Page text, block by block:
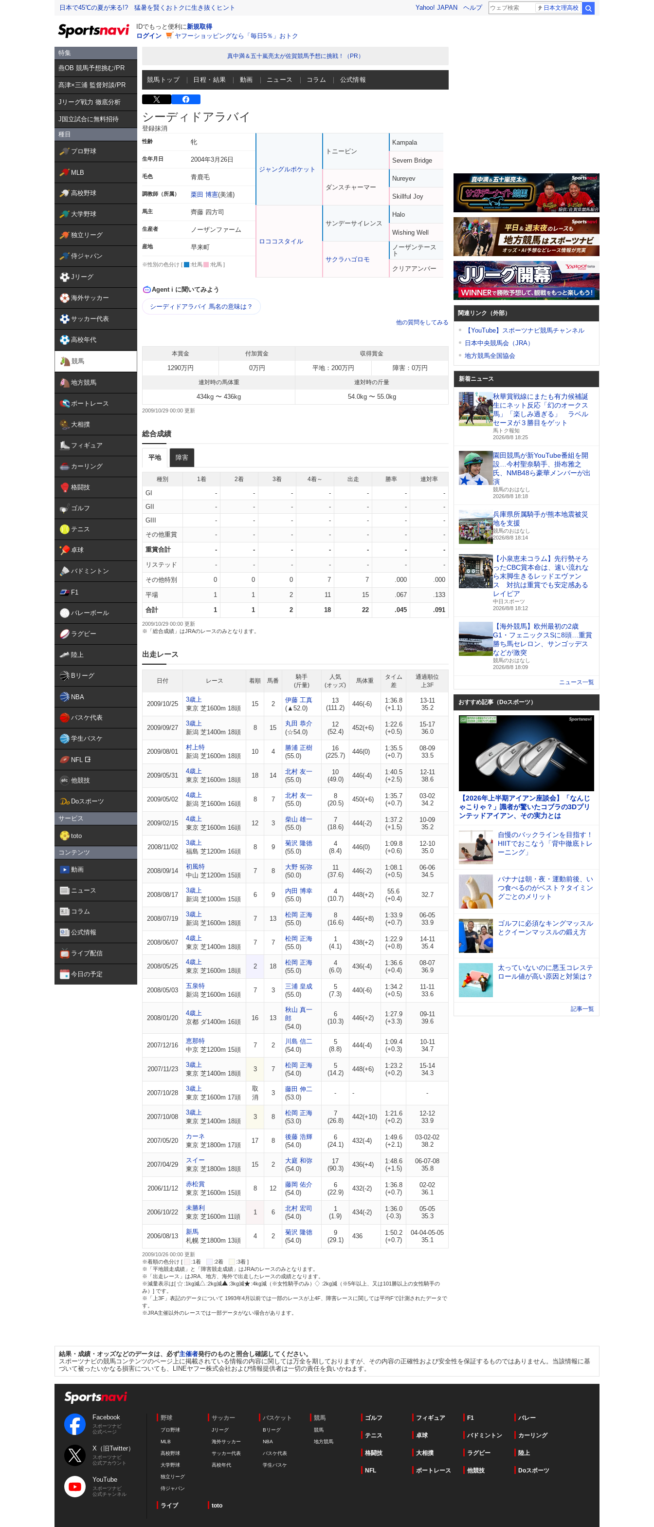
日本で45℃の夏が来る!? 猛暑を賢くおトクに生き抜くヒント Yahoo! JAPAN ヘルプ 日本文理高校
IDでもっと便利に新規取得
ログイン
ヤフーショッピングなら「毎日5％」おトク
特集
燕OB 競馬予想挑む/PR
髙津×三浦 監督対談/PR
Jリーグ戦力 徹底分析
J国立試合に無料招待
種目
プロ野球
MLB
高校野球
大学野球
独立リーグ
侍ジャパン
Jリーグ
海外サッカー
サッカー代表
高校年代
競馬
地方競馬
ボートレース
大相撲
フィギュア
カーリング
格闘技
ゴルフ
テニス
卓球
バドミントン
F1
バレーボール
ラグビー
陸上
Bリーグ
NBA
バスケ代表
学生バスケ
NFL
他競技
Doスポーツ
サービス
toto
コンテンツ
動画
ニュース
コラム
公式情報
ライブ配信
今日の予定
真中満＆五十嵐亮太が佐賀競馬予想に挑戦！（PR）
競馬トップ 日程・結果 動画 ニュース コラム 公式情報
シーディドアラバイ
登録抹消
性齢 牝
生年月日 2004年3月26日
毛色 青鹿毛
調教師（所属） 栗田 博憲(美浦)
馬主 齊藤 四方司
生産者 ノーザンファーム
産地 早来町
※性別の色分け [ :牡馬 :牝馬 ]
ジャングルポケット
ロココスタイル
トニービン
ダンスチャーマー
サンデーサイレンス
サクラハゴロモ
Kampala
Severn Bridge
Nureyev
Skillful Joy
Halo
Wishing Well
ノーザンテース
ト
クリアアンバー
Agent i に聞いてみよう
シーディドアラバイ 馬名の意味は？
他の質問をしてみる
本賞金 付加賞金 収得賞金
1290万円 0万円 平地：200万円 障害：0万円
連対時の馬体重 連対時の斤量
434kg 〜 436kg 54.0kg 〜 55.0kg
2009/10/29 00:00
総合成績
平地 障害
種別 1着 2着 3着 4着～ 出走 勝率 連対率
GI - - - - - -
-
GII
- - - - - -
-
GIII
- - - - - -
-
その他重賞
- - - - - - -
重賞合計 - - - - - - -
リステッド - - - - - - -
その他特別 0 0 0 7 7 .000 .000
平場 1 1 2 11 15 .067 .133
合計 1 1 2 18 22 .045 .091
2009/10/29 00:00 更新
※「総合成績」はJRAのレースのみとなります。
出走レース
日付 レース 着順 馬番
騎手
(斤量)
人気
(オッズ)
馬体重
タイム
差
通過順位
上3F
2009/10/25
3歳上
東京 芝1600m 18頭
15 2
伊藤 工真
(▲52.0)
13
(111.2)
446(-6)
1:36.8
(+1.1)
13-11
35.2
2009/09/27
3歳上
新潟 芝1400m 18頭
8 15
丸田 恭介
(☆54.0)
12
(52.4)
452(+6)
1:22.6
(+0.5)
15-17
36.0
2009/08/01
村上特
新潟 芝1600m 18頭
10 4
勝浦 正樹
(55.0)
16
(225.7)
446(0)
1:35.5
(+0.7)
08-09
33.5
2009/05/31
4歳上
東京 芝1600m 18頭
18 14
北村 友一
(55.0)
10
(49.0)
446(-4)
1:40.5
(+2.5)
12-11
38.6
2009/05/02
4歳上
新潟 芝1600m 16頭
8 7
北村 友一
(55.0)
8
(20.5)
450(+6)
1:35.7
(+0.7)
03-02
34.2
2009/02/15
4歳上
東京 芝1600m 16頭
12 3
柴山 雄一
(55.0)
7
(18.6)
444(-2)
1:37.2
(+1.5)
10-09
35.2
2008/11/02
3歳上
福島 芝1200m 16頭
8 9
菊沢 隆徳
(55.0)
4
(8.4)
446(0)
1:09.8
(+0.6)
12-10
35.0
2008/09/14
初風特
中山 芝1200m 15頭
7 8
大野 拓弥
(50.0)
11
(37.6)
446(-2)
1:08.1
(+0.5)
06-06
34.5
2008/08/17
3歳上
新潟 芝1000m 15頭
6 9
内田 博幸
(55.0)
4
(10.7)
448(+2)
55.6
(+0.4)
32.7
2008/07/19
3歳上
新潟 芝1600m 18頭
7 13
松岡 正海
(55.0)
8
(16.6)
446(+8)
1:33.9
(+0.7)
06-05
33.9
2008/06/07
4歳上
東京 芝1400m 18頭
7 7
松岡 正海
(55.0)
1
(4.1)
438(+2)
1:22.9
(+0.8)
14-11
35.4
2008/05/25
4歳上
東京 芝1600m 18頭
2 18
松岡 正海
(55.0)
4
(6.0)
436(-4)
1:36.6
(+0.4)
08-07
36.9
2008/05/03
五泉特
新潟 芝1600m 16頭
7 3
三浦 皇成
(55.0)
5
(7.3)
440(-6)
1:34.2
(+0.5)
11-11
33.6
2008/01/20
4歳上
京都 ダ1400m 16頭
16 13
秋山 真一
郎
(54.0)
6
(10.3)
446(+2)
1:27.9
(+3.3)
09-11
39.6
2007/12/16
恵那特
中京 芝1200m 15頭
7 2
川島 信二
(54.0)
5
(8.8)
444(-4)
1:09.4
(+0.3)
10-11
34.7
2007/11/23
3歳上
東京 芝1400m 18頭
3 7
松岡 正海
(54.0)
5
(14.2)
448(+6)
1:23.2
(+0.2)
15-14
34.3
2007/10/28
3歳上
東京 芝1600m 17頭
取
消
3
藤田 伸二
(53.0)
- - -
2007/10/08
3歳上
東京 芝1400m 18頭
3 8
松岡 正海
(53.0)
7
(26.8)
442(+10)
1:21.6
(+0.2)
12-12
33.9
2007/05/20
カーネ
東京 芝1800m 17頭
17 8
後藤 浩輝
(54.0)
6
(24.1)
432(-4)
1:49.6
(+2.1)
03-02-02
38.2
2007/04/29
スイー
東京 芝1800m 18頭
15 2
大庭 和弥
(54.0)
17
(90.3)
436(+4)
1:48.6
(+1.5)
06-07-08
35.8
2006/11/12
赤松賞
東京 芝1600m 15頭
8 12
藤岡 佑介
(54.0)
6
(22.9)
432(-2)
1:36.8
(+0.7)
02-02
36.1
2006/10/22
未勝利
東京 芝1600m 11頭
1 6
北村 宏司
(54.0)
1
(1.9)
434(-2)
1:36.0
(-0.3)
05-05
35.3
2006/08/13
新馬
札幌 芝1800m 13頭
4 2
菊沢 隆徳
(54.0)
9
(29.1)
436
1:50.2
(+0.7)
04-04-05-05
35.1
2009/10/26 00:00 更新
※着順の色分け [
:1着 :2着
:3着 ]
※「平地競走成績」と「障害競走成績」はJRAのレースのみとなります。
※「出走レース」はJRA、地方、海外で出走したレースの成績となります。
※減量表示は[
:1kg減 :2kg減 :3kg減 :4kg減（※女性騎手のみ）
:2kg減（※5年以上、又は101勝以上の女性騎手の
み）] です。
※「上3F」表記のデータについて 1993年4月以前では一部のレースが上4F、障害レースに関しては平均Fで計測されたデータで
す。
※JRA主催以外のレースでは一部データがない場合があります。
関連リンク（外部）
【YouTube】スポーツナビ競馬チャンネル
日本中央競馬会（JRA）
地方競馬全国協会
新着ニュース
秋華賞戦線にまたも有力候補誕
生にネット反応「幻のオークス
馬」「楽しみ過ぎる」 ラベル
セーヌが３勝目をゲット
馬トク報知
2026/8/8 18:25
園田競馬が新YouTube番組を開
設…今村聖奈騎手、掛布雅之
氏、NMB48ら豪華メンバーが出
演
競馬のおはなし
2026/8/8 18:18
兵庫県所属騎手が熊本地震被災
地を支援
競馬のおはなし
2026/8/8 18:14
【小泉恵未コラム】先行勢そろ
ったCBC賞本命は、速い流れな
ら末脚生きるレッドエヴァン
ス 対抗は重賞でも安定感ある
レイピア
中日スポーツ
2026/8/8 18:12
【海外競馬】欧州最初の2歳
G1・フェニックスSに8頭…重賞
勝ち馬セレロン、サンゴッデス
などが激突
競馬のおはなし
2026/8/8 18:09
ニュース一覧
おすすめ記事（Doスポーツ）
【2026年上半期アイアン座談会】「なんじ
ゃこりゃ？」識者が驚いたコブラの3Dプリ
ンテッドアイアン、その実力とは
自慢のバックラインを目指す！
HIITでおこなう「背中徹底トレ
ーニング」
バナナは朝・夜・運動前後、い
つ食べるのがベスト？タイミン
グごとのメリット
ゴルフに必須なキングマッスル
とクイーンマッスルの鍛え方
太っていないのに悪玉コレステ
ロール値が高い原因と対策は？
記事一覧
結果・成績・オッズなどのデータは、必ず主催者発行のものと照合し確認してください。
スポーツナビの競馬コンテンツのページ上に掲載されている情報の内容に関しては万全を期しておりますが、その内容の正確性および安全性を保証するものではありません。当該情報に基
づいて被ったいかなる損害についても、LINEヤフー株式会社および情報提供者は一切の責任を負いかねます。
Facebook
スポーツナビ
公式ページ
X（旧Twitter）
スポーツナビ
公式アカウント
YouTube
スポーツナビ
公式チャンネル
野球
プロ野球
MLB
高校野球
大学野球
独立リーグ
侍ジャパン
サッカー
Jリーグ
海外サッカー
サッカー代表
高校年代
バスケット
Bリーグ
NBA
バスケ代表
学生バスケ
競馬
競馬
地方競馬
ゴルフ フィギュア F1 バレー
テニス 卓球 バドミントン カーリング
格闘技 大相撲 ラグビー 陸上
NFL ボートレース 他競技 Doスポーツ
ライブ toto